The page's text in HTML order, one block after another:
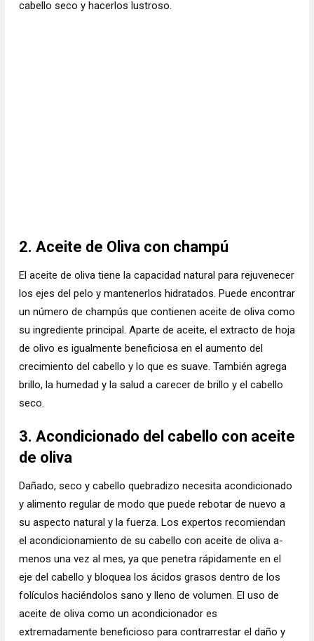
cabello seco y hacerlos lustroso.
2. Aceite de Oliva con champú
El aceite de oliva tiene la capacidad natural para rejuvenecer
los ejes del pelo y mantenerlos hidratados. Puede encontrar
un número de champús que contienen aceite de oliva como
su ingrediente principal. Aparte de aceite, el extracto de hoja
de olivo es igualmente beneficiosa en el aumento del
crecimiento del cabello y lo que es suave. También agrega
brillo, la humedad y la salud a carecer de brillo y el cabello
seco.
3. Acondicionado del cabello con aceite
de oliva
Dañado, seco y cabello quebradizo necesita acondicionado
y alimento regular de modo que puede rebotar de nuevo a
su aspecto natural y la fuerza. Los expertos recomiendan
el acondicionamiento de su cabello con aceite de oliva a-
menos una vez al mes, ya que penetra rápidamente en el
eje del cabello y bloquea los ácidos grasos dentro de los
folículos haciéndolos sano y lleno de volumen. El uso de
aceite de oliva como un acondicionador es
extremadamente beneficioso para contrarrestar el daño y